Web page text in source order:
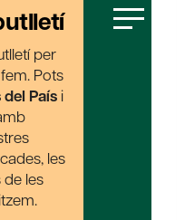
per
Pots
País i
les
les